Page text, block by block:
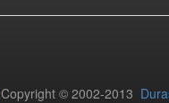
Copyright © 2002-2013